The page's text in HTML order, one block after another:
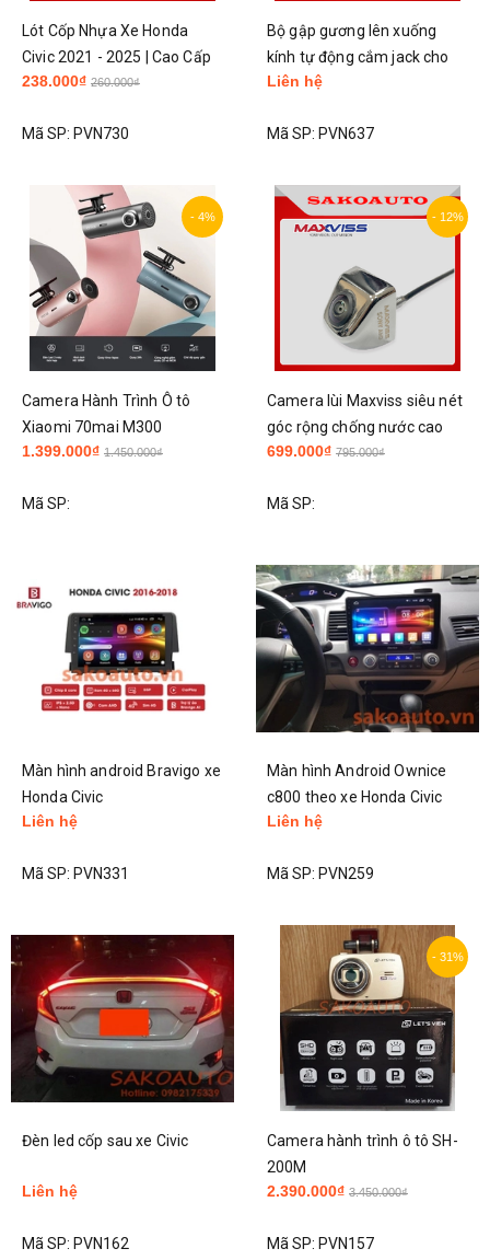
Lót Cốp Nhựa Xe Honda
Civic 2021 - 2025 | Cao Cấp
Nhựa Dẻo
238.000₫ 260.000₫
Mã SP: PVN730
Bộ gập gương lên xuống
kính tự động cắm jack cho
Honda
rio 2014 - 2021
Liên hệ
Mã SP: PVN637
- 4%
Camera Hành Trình Ô tô
Xiaomi 70mai M300
1.399.000₫ 1.450.000₫
Mã SP:
- 12%
Camera lùi Maxviss siêu nét
góc rộng chống nước cao
cấp
699.000₫ 795.000₫
Mã SP:
Màn hình android Bravigo xe
Honda Civic
Liên hệ
Mã SP: PVN331
Màn hình Android Ownice
c800 theo xe Honda Civic
2007 2011
Liên hệ
Mã SP: PVN259
Đèn led cốp sau xe Civic
Liên hệ
Mã SP: PVN162
- 31%
Camera hành trình ô tô SH-
200M
2.390.000₫ 3.450.000₫
Mã SP: PVN157